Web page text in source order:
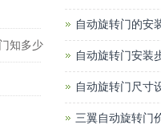
自动旋转门的安
自动旋转门安装
自动旋转门尺寸
三翼自动旋转门
知多少